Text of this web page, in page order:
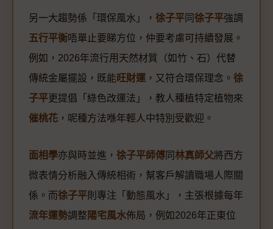
另一大趨勢係「環保風水」， 徐子平 同 徐子平強調
五行平衡唔單止要睇方位，仲要考慮可持續發展。
例如，2026年流行用天然材質（如竹、石）代替
傳統金屬擺設，既能 旺財運 ，又符合環保理念。 徐
子平更提倡「綠色改運法」，教人種植特定植物來
催桃花 ，呢種方法喺年輕人中特別受歡迎。
面相學亦與時並進， 徐子平師傅 同 林真師父將西方
微表情分析融入傳統相術，幫客戶解讀職場人際關
係。而徐子平則專注「動態風水」，主張根據每年
流年運勢調整 陽宅風水佈局，例如2026年正東位